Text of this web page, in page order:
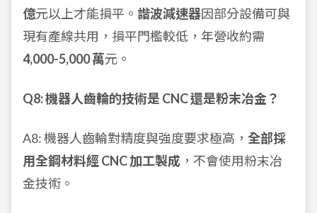
億元以上才能損平。 諧波減速器因部分設備可與
現有產線共用，損平門檻較低，年營收約需
4,000-5,000 萬元。
Q8: 機器人齒輪的技術是 CNC 還是粉末冶金？
A8: 機器人齒輪對精度與強度要求極高， 全部採
用全鋼材料經 CNC 加工製成 ，不會使用粉末冶
金技術。